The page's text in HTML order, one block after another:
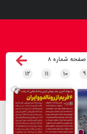
صفحه شماره ۸
۹ ۱۰ ۱۱ ۱۲